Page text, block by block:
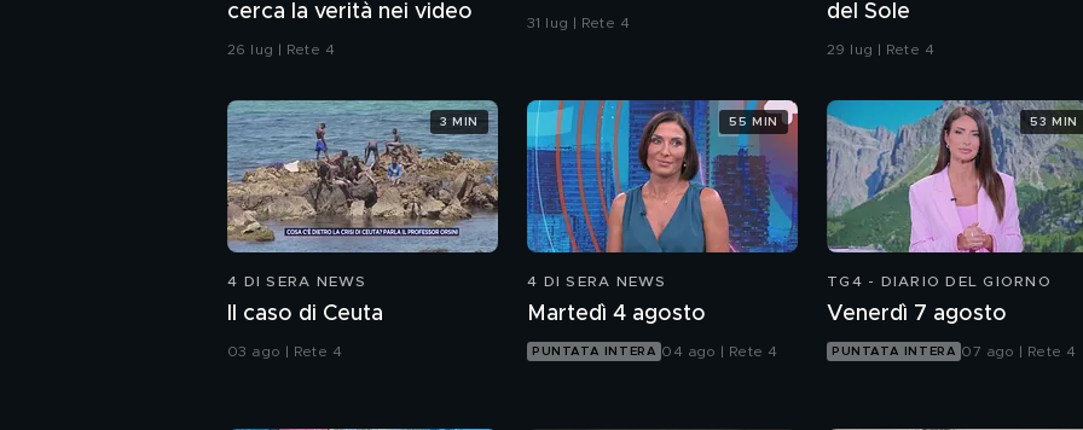
cerca la verità nei video
26 lug | Rete 4
31 lug | Rete 4
del Sole
29 lug | Rete 4
4 DI SERA NEWS
Il caso di Ceuta
03 ago | Rete 4
3 MIN
4 DI SERA NEWS
Martedì 4 agosto
PUNTATA INTERA 04 ago | Rete 4
55 MIN
TG4 - DIARIO DEL GIORNO
Venerdì 7 agosto
PUNTATA INTERA 07 ago | Rete 4
53 MIN